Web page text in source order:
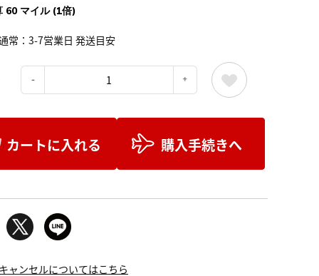
60 マイル (1倍)
常：3-7営業日 発送目安
カートに入れる 購入手続きへ
ャンセルについてはこちら